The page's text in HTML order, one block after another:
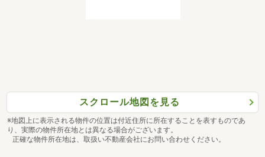
スクロール地図を見る
※地図上に表示される物件の位置は付近住所に所在することを表すものであ
り、実際の物件所在地とは異なる場合がございます。
正確な物件所在地は、取扱い不動産会社にお問い合わせください。